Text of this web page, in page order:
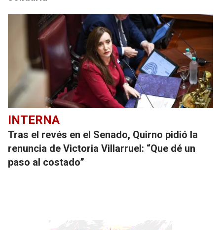
INTERNA
Tras el revés en el Senado, Quirno pidió la
renuncia de Victoria Villarruel: “Que dé un
paso al costado”